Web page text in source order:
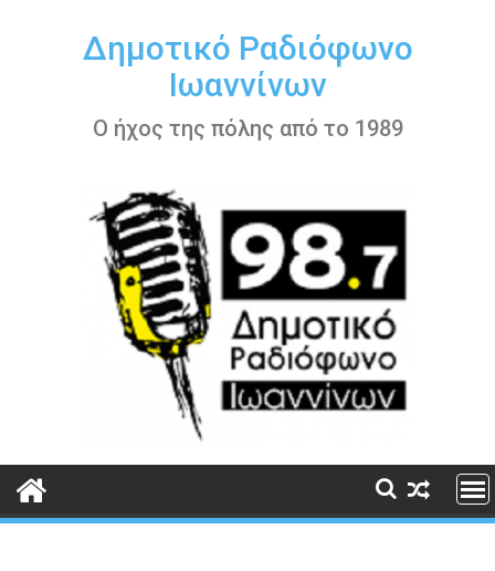
περιεχόμενοΔημοτικό Ραδιόφωνο
Ιωαννίνων
Ο ήχος της πόλης από το 1989